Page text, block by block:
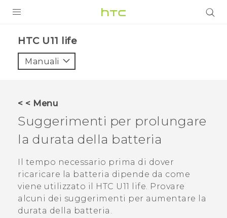
VIVE
VIVERSE
ASSISTENZA
Accessori e dispositivi HTC
Accesso
HTC U11 life‎
Manuali
< < Menu
Suggerimenti per prolungare
la durata della batteria
Il tempo necessario prima di dover
ricaricare la batteria dipende da come
viene utilizzato il
HTC U11 life. Provare
alcuni dei suggerimenti per aumentare la
durata della batteria.